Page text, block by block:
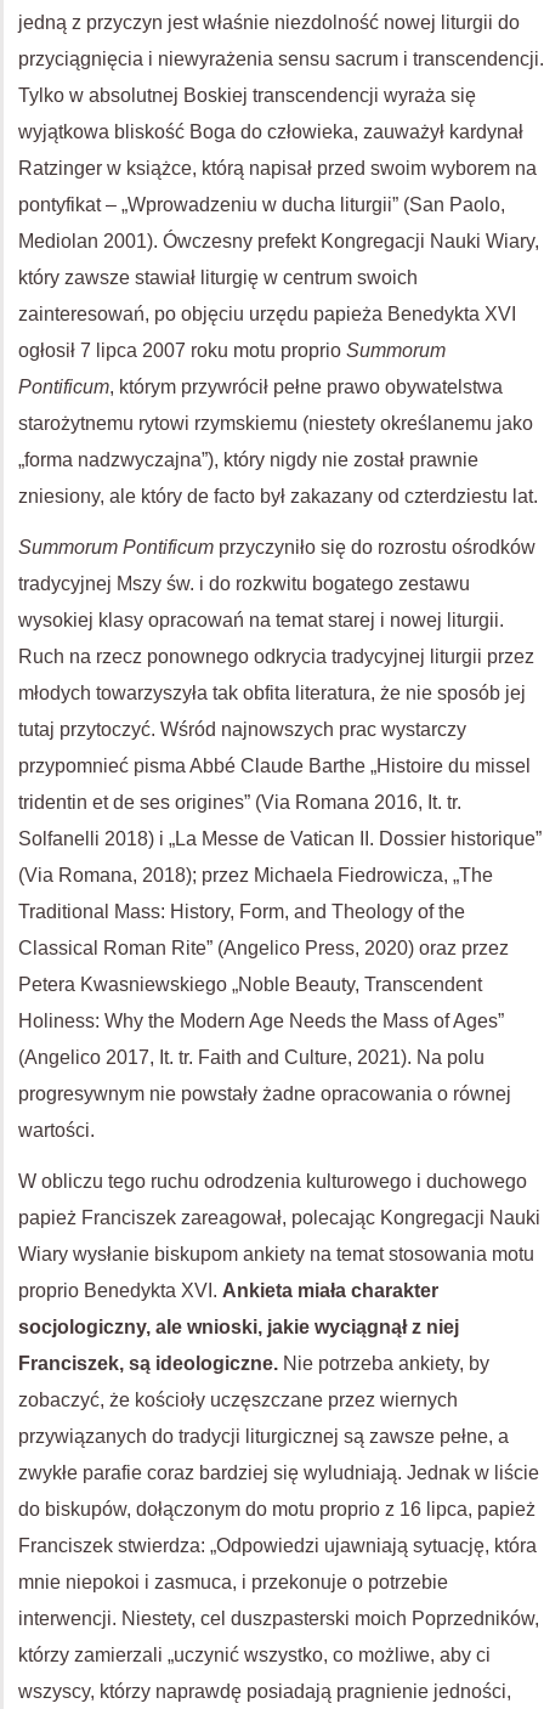
jedną z przyczyn jest właśnie niezdolność nowej liturgii do
przyciągnięcia i niewyrażenia sensu sacrum i transcendencji.
Tylko w absolutnej Boskiej transcendencji wyraża się
wyjątkowa bliskość Boga do człowieka, zauważył kardynał
Ratzinger w książce, którą napisał przed swoim wyborem na
pontyfikat – „Wprowadzeniu w ducha liturgii” (San Paolo,
Mediolan 2001). Ówczesny prefekt Kongregacji Nauki Wiary,
który zawsze stawiał liturgię w centrum swoich
zainteresowań, po objęciu urzędu papieża Benedykta XVI
ogłosił 7 lipca 2007 roku motu proprio Summorum
Pontificum, którym przywrócił pełne prawo obywatelstwa
starożytnemu rytowi rzymskiemu (niestety określanemu jako
„forma nadzwyczajna”), który nigdy nie został prawnie
zniesiony, ale który de facto był zakazany od czterdziestu lat.
Summorum Pontificum przyczyniło się do rozrostu ośrodków
tradycyjnej Mszy św. i do rozkwitu bogatego zestawu
wysokiej klasy opracowań na temat starej i nowej liturgii.
Ruch na rzecz ponownego odkrycia tradycyjnej liturgii przez
młodych towarzyszyła tak obfita literatura, że nie sposób jej
tutaj przytoczyć. Wśród najnowszych prac wystarczy
przypomnieć pisma Abbé Claude Barthe „Histoire du missel
tridentin et de ses origines” (Via Romana 2016, It. tr.
Solfanelli 2018) i „La Messe de Vatican II. Dossier historique”
(Via Romana, 2018); przez Michaela Fiedrowicza, „The
Traditional Mass: History, Form, and Theology of the
Classical Roman Rite” (Angelico Press, 2020) oraz przez
Petera Kwasniewskiego „Noble Beauty, Transcendent
Holiness: Why the Modern Age Needs the Mass of Ages”
(Angelico 2017, It. tr. Faith and Culture, 2021). Na polu
progresywnym nie powstały żadne opracowania o równej
wartości.
W obliczu tego ruchu odrodzenia kulturowego i duchowego
papież Franciszek zareagował, polecając Kongregacji Nauki
Wiary wysłanie biskupom ankiety na temat stosowania motu
proprio Benedykta XVI. Ankieta miała charakter
socjologiczny, ale wnioski, jakie wyciągnął z niej
Franciszek, są ideologiczne. Nie potrzeba ankiety, by
zobaczyć, że kościoły uczęszczane przez wiernych
przywiązanych do tradycji liturgicznej są zawsze pełne, a
zwykłe parafie coraz bardziej się wyludniają. Jednak w liście
do biskupów, dołączonym do motu proprio z 16 lipca, papież
Franciszek stwierdza: „Odpowiedzi ujawniają sytuację, która
mnie niepokoi i zasmuca, i przekonuje o potrzebie
interwencji. Niestety, cel duszpasterski moich Poprzedników,
którzy zamierzali „uczynić wszystko, co możliwe, aby ci
wszyscy, którzy naprawdę posiadają pragnienie jedności,